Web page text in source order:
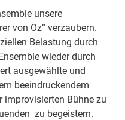
unsere
von Oz“ verzaubern.
Belastung durch
wieder durch
ausgewählte und
beeindruckendem
improvisierten Bühne zu
zu begeistern.